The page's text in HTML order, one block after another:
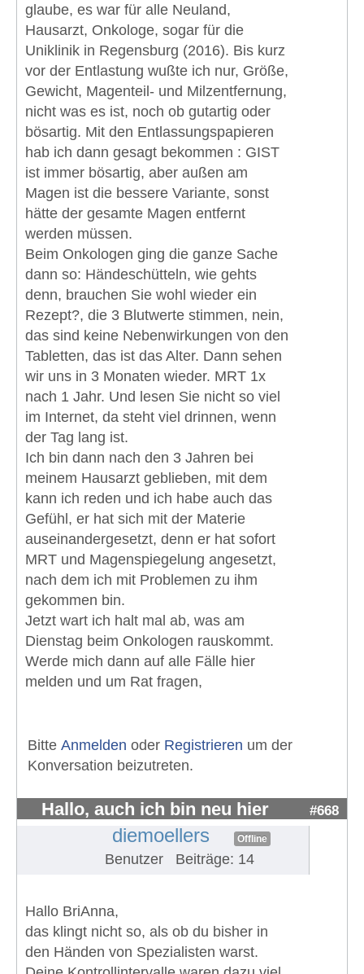
glaube, es war für alle Neuland,
Hausarzt, Onkologe, sogar für die
Uniklinik in Regensburg (2016). Bis kurz
vor der Entlastung wußte ich nur, Größe,
Gewicht, Magenteil- und Milzentfernung,
nicht was es ist, noch ob gutartig oder
bösartig. Mit den Entlassungspapieren
hab ich dann gesagt bekommen : GIST
ist immer bösartig, aber außen am
Magen ist die bessere Variante, sonst
hätte der gesamte Magen entfernt
werden müssen.
Beim Onkologen ging die ganze Sache
dann so: Händeschütteln, wie gehts
denn, brauchen Sie wohl wieder ein
Rezept?, die 3 Blutwerte stimmen, nein,
das sind keine Nebenwirkungen von den
Tabletten, das ist das Alter. Dann sehen
wir uns in 3 Monaten wieder. MRT 1x
nach 1 Jahr. Und lesen Sie nicht so viel
im Internet, da steht viel drinnen, wenn
der Tag lang ist.
Ich bin dann nach den 3 Jahren bei
meinem Hausarzt geblieben, mit dem
kann ich reden und ich habe auch das
Gefühl, er hat sich mit der Materie
auseinandergesetzt, denn er hat sofort
MRT und Magenspiegelung angesetzt,
nach dem ich mit Problemen zu ihm
gekommen bin.
Jetzt wart ich halt mal ab, was am
Dienstag beim Onkologen rauskommt.
Werde mich dann auf alle Fälle hier
melden und um Rat fragen,
Bitte Anmelden oder Registrieren um der
Konversation beizutreten.
Hallo, auch ich bin neu hier #668
diemoellers Offline
Benutzer Beiträge: 14
Hallo BriAnna,
das klingt nicht so, als ob du bisher in
den Händen von Spezialisten warst.